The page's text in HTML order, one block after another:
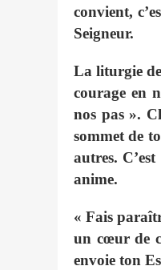
convient,
Seigneur.
La liturgie
courage en
nos pas ».
sommet de
autres.
anime.
« Fais
un cœur de
envoie ton